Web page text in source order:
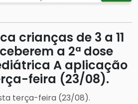
crianças de 3 a 11
a 2ª dose
A aplicação
feira (23/08).
terça-feira (23/08).